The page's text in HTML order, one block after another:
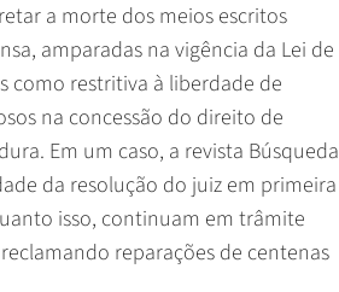
a morte dos meios escritos
amparadas na vigência da Lei de
restritiva à liberdade de
na concessão do direito de
Em um caso, a revista Búsqueda
da resolução do juiz em primeira
isso, continuam em trâmite
reparações de centenas